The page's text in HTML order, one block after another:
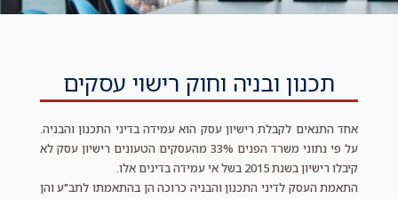
תכנון ובניה וחוק רישוי עסקים
אחד התנאים לקבלת רישיון עסק הוא עמידה בדיני התכנון והבניה.
על פי נתוני משרד הפנים 33% מהעסקים הטעונים רישיון עסק לא
קיבלו רישיון בשנת 2015 בשל אי עמידה בדינים אלו.
התאמת העסק לדיני התכנון והבניה כרוכה הן בהתאמתו לתב"ע והן